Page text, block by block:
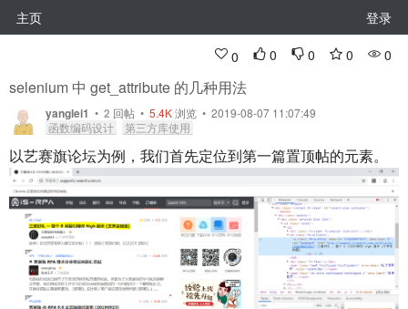
主页 登录
0 0 0 0 0
selenium 中 get_attribute 的几种用法
yanglei1 • 2 回帖 • 5.4K浏览 • 2019-08-07 11:07:49
函数编码设计
第三方库使用
以艺赛旗论坛为例，我们首先定位到第一篇置顶帖的元素。